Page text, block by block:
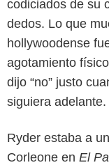
codiciados de su
dedos. Lo que
hollywoodense
agotamiento
dijo “no” justo
siguiera adelante.
Ryder estaba a
Corleone en El